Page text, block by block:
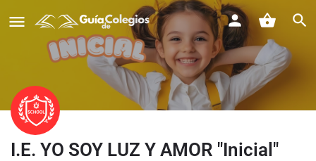
I.E. YO SOY LUZ Y AMOR "Inicial"